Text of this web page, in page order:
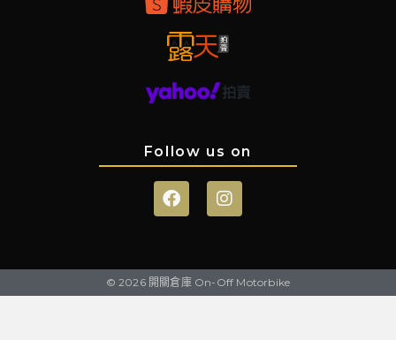
Follow us on
© 2026 開關倉庫 On-Off Motorbike